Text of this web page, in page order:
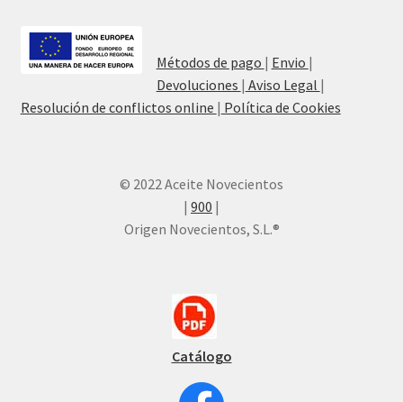
Métodos de pago | Envio |
Devoluciones | Aviso Legal |
Resolución de conflictos online | Política de Cookies
© 2022 Aceite Novecientos
| 900 |
Origen Novecientos, S.L.®
Catálogo